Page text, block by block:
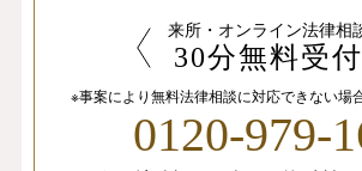
来所・オンライン法律相
30分無料受付
※事案により無料法律相談に対応できない場
0120-979-